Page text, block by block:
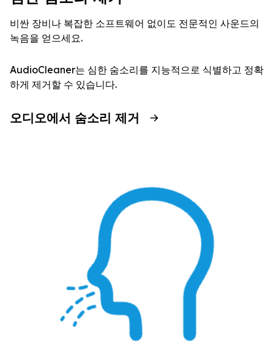
비싼 장비나 복잡한 소프트웨어 없이도 전문적인 사운드의
녹음을 얻으세요.
AudioCleaner는 심한 숨소리를 지능적으로 식별하고 정확
하게 제거할 수 있습니다.
오디오에서 숨소리 제거